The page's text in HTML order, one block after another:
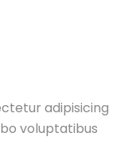
adipisicing
voluptatibus